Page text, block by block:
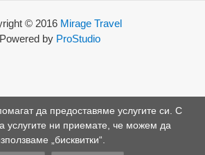
© 2016 Mirage Travel
Powered by ProStudio
да предоставяме услугите си. С
услугите ни приемате, че можем да
„бисквитки“.